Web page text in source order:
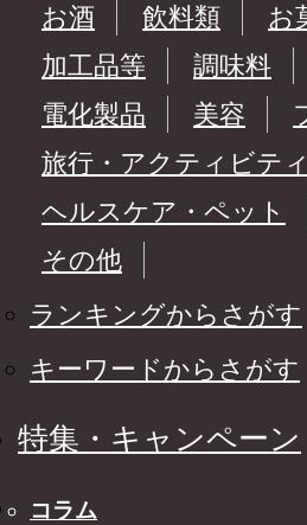
お酒
飲料類 お
加工品等
調味料
電化製品
美容
旅行・アクティビティ
ヘルスケア・ペット
その他
ランキングからさがす
キーワードからさがす
特集・キャンペーン
コラム